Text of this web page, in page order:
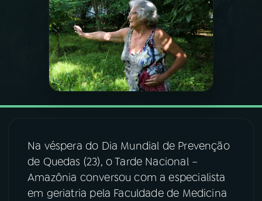
PROGRAMAS
PODCASTS
06VIDEOCASTS
07ÚLTIMAS
08FESTIVAL DE MÚSICA
Na véspera do Dia Mundial de Prevenção
de Quedas (23), o Tarde Nacional –
Amazônia conversou com a especialista
em geriatria pela Faculdade de Medicina